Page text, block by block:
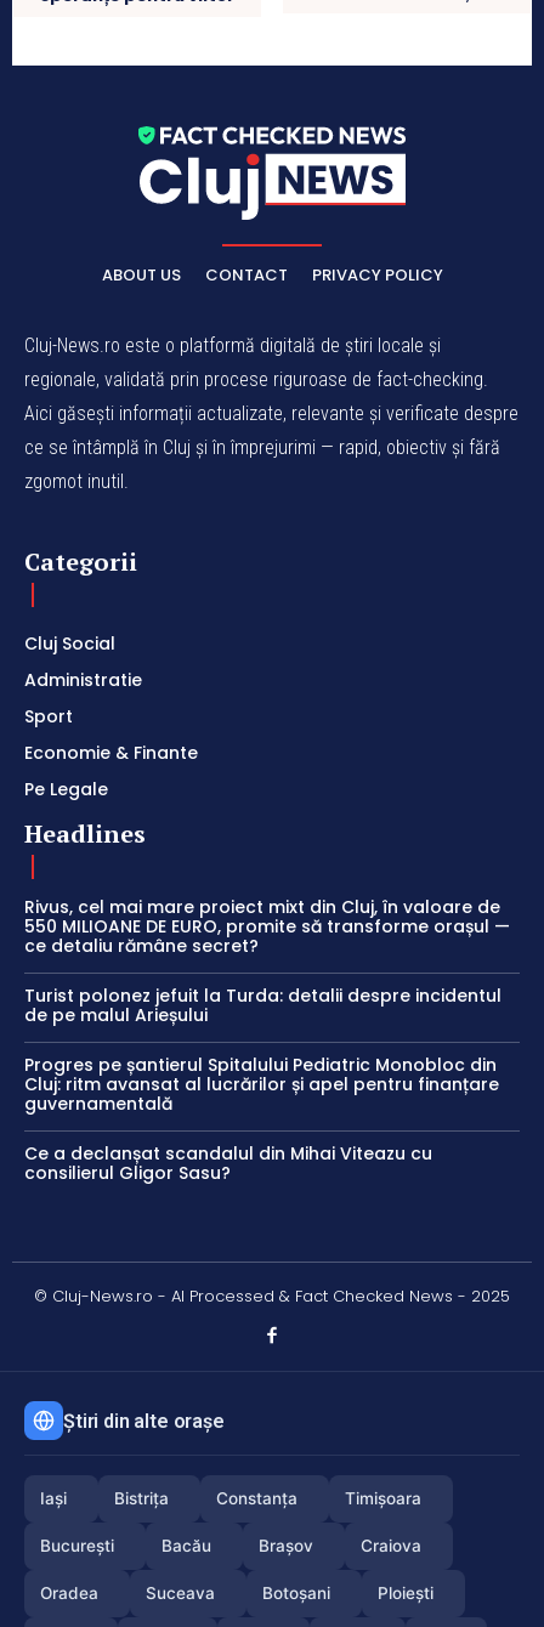
ABOUT US CONTACT PRIVACY POLICY
Cluj-News.ro este o platformă digitală de știri locale și
regionale, validată prin procese riguroase de fact-checking.
Aici găsești informații actualizate, relevante și verificate despre
ce se întâmplă în Cluj și în împrejurimi — rapid, obiectiv și fără
zgomot inutil.
Categorii
Cluj Social
Administratie
Sport
Economie & Finante
Pe Legale
Headlines
Rivus, cel mai mare proiect mixt din Cluj, în valoare de
550 MILIOANE DE EURO, promite să transforme orașul —
ce detaliu rămâne secret?
Turist polonez jefuit la Turda: detalii despre incidentul
de pe malul Arieșului
Progres pe șantierul Spitalului Pediatric Monobloc din
Cluj: ritm avansat al lucrărilor și apel pentru finanțare
guvernamentală
Ce a declanșat scandalul din Mihai Viteazu cu
consilierul Gligor Sasu?
© Cluj-News.ro - AI Processed & Fact Checked News - 2025
Știri din alte orașe
Iași Bistrița Constanța Timișoara
București Bacău Brașov Craiova
Oradea Suceava Botoșani Ploiești